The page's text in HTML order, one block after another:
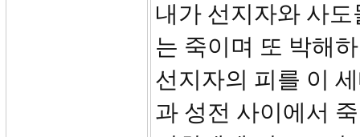
내가 선지자와 사
는 죽이며 또 박해
선지자의 피를 이
과 성전 사이에서